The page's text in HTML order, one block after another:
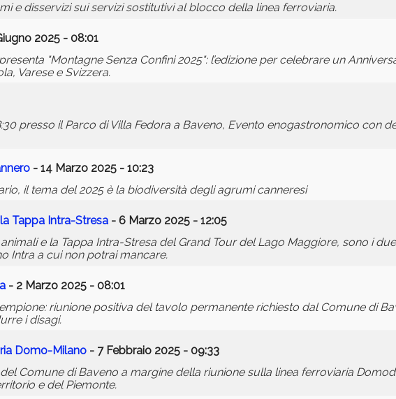
e disservizi sui servizi sostitutivi al blocco della linea ferroviaria.
2025 - 08:01
"Montagne Senza Confini 2025": l’edizione per celebrare un
Varese e Svizzera.
presso il Parco di Villa Fedora a Baveno, Evento enogastronomico con
- 14 Marzo 2025 - 10:23
il tema del 2025 è la biodiversità degli agrumi canneresi
Tappa Intra-Stresa - 6 Marzo 2025 - 12:05
e la Tappa Intra-Stresa del Grand Tour del Lago Maggiore, sono i
Intra a cui non potrai mancare.
- 2 Marzo 2025 - 08:01
riunione positiva del tavolo permanente richiesto dal Comune di
i disagi.
Domo-Milano - 7 Febbraio 2025 - 09:33
Comune di Baveno a margine della riunione sulla linea ferroviaria
e del Piemonte.